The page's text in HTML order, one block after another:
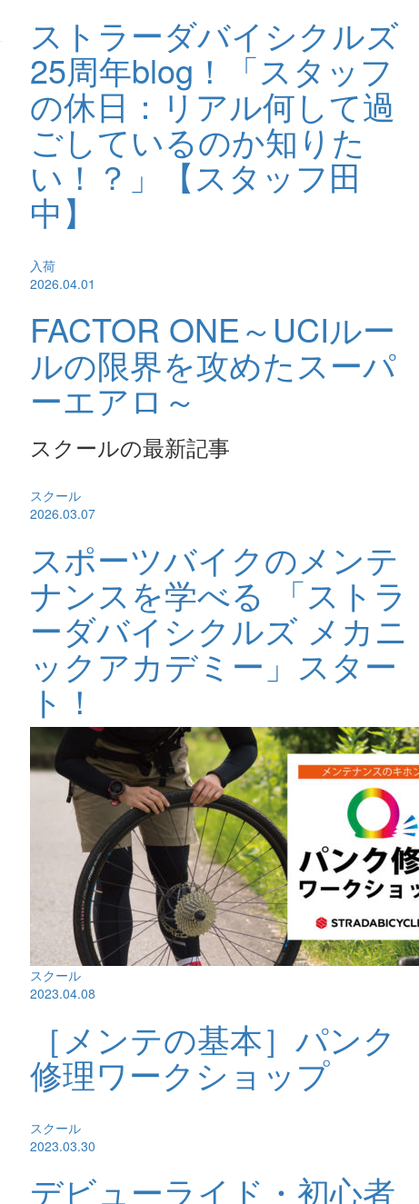
ストラーダバイシクルズ
25周年blog！「スタッフ
の休日：リアル何して過
ごしているのか知りた
い！？」【スタッフ田
中】
入荷
2026.04.01
FACTOR ONE～UCIルー
ルの限界を攻めたスーパ
ーエアロ～
スクールの最新記事
スクール
2026.03.07
スポーツバイクのメンテ
ナンスを学べる 「ストラ
ーダバイシクルズ メカニ
ックアカデミー」スター
ト！
スクール
2023.04.08
［メンテの基本］パンク
修理ワークショップ
スクール
2023.03.30
デビューライド・初心者